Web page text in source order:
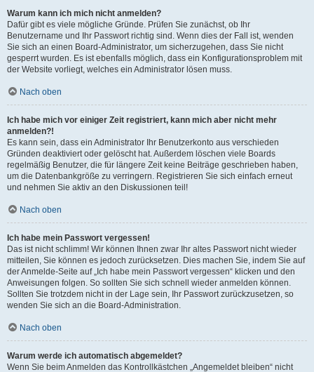
Warum kann ich mich nicht anmelden?
Dafür gibt es viele mögliche Gründe. Prüfen Sie zunächst, ob Ihr
Benutzername und Ihr Passwort richtig sind. Wenn dies der Fall ist, wenden
Sie sich an einen Board-Administrator, um sicherzugehen, dass Sie nicht
gesperrt wurden. Es ist ebenfalls möglich, dass ein Konfigurationsproblem mit
der Website vorliegt, welches ein Administrator lösen muss.
Nach oben
Ich habe mich vor einiger Zeit registriert, kann mich aber nicht mehr
anmelden?!
Es kann sein, dass ein Administrator Ihr Benutzerkonto aus verschieden
Gründen deaktiviert oder gelöscht hat. Außerdem löschen viele Boards
regelmäßig Benutzer, die für längere Zeit keine Beiträge geschrieben haben,
um die Datenbankgröße zu verringern. Registrieren Sie sich einfach erneut
und nehmen Sie aktiv an den Diskussionen teil!
Nach oben
Ich habe mein Passwort vergessen!
Das ist nicht schlimm! Wir können Ihnen zwar Ihr altes Passwort nicht wieder
mitteilen, Sie können es jedoch zurücksetzen. Dies machen Sie, indem Sie auf
der Anmelde-Seite auf „Ich habe mein Passwort vergessen“ klicken und den
Anweisungen folgen. So sollten Sie sich schnell wieder anmelden können.
Sollten Sie trotzdem nicht in der Lage sein, Ihr Passwort zurückzusetzen, so
wenden Sie sich an die Board-Administration.
Nach oben
Warum werde ich automatisch abgemeldet?
Wenn Sie beim Anmelden das Kontrollkästchen „Angemeldet bleiben“ nicht